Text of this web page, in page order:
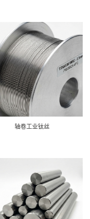
轴卷工业钛丝